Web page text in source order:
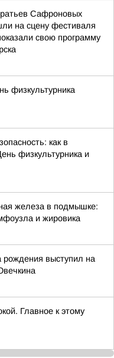
Сафроновых
на сцену фестиваля
свою программу
физкультурника
как в
физкультурника и
железа в подмышке:
и жировика
рождения выступил на
Главное к этому